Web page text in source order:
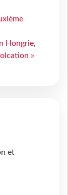
Hongrie,
»
et